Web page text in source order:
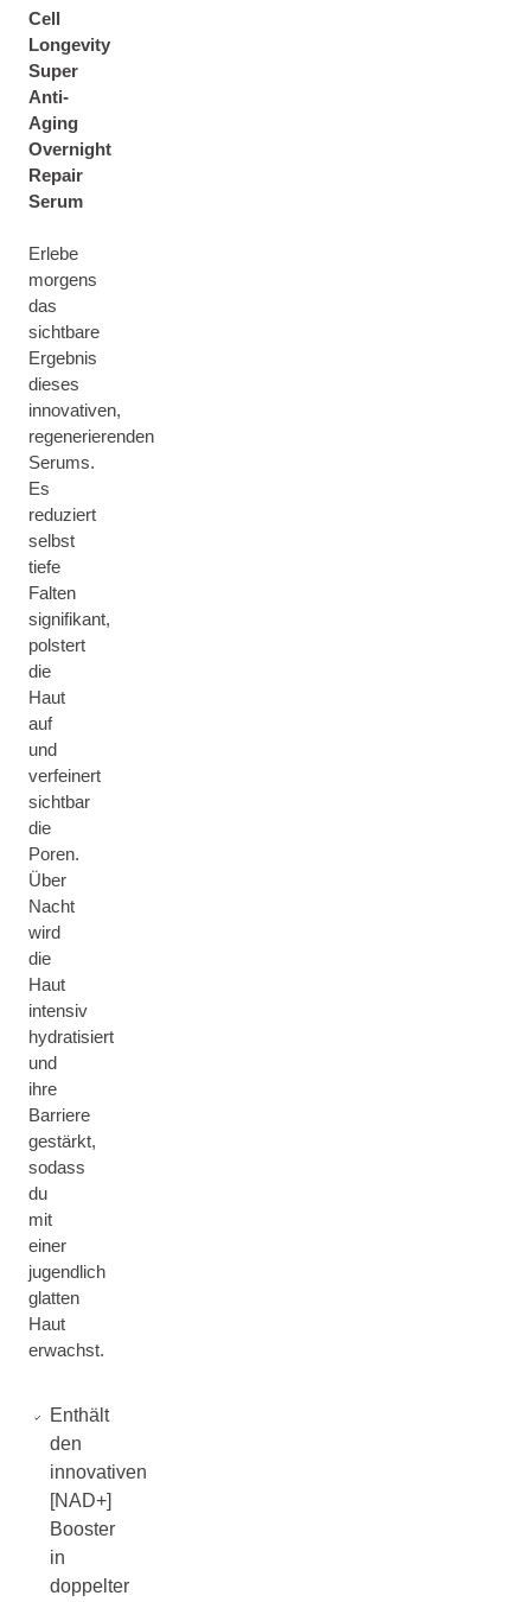
Cell
Longevity
Super
Anti-
Aging
Overnight
Repair
Serum
Erlebe
morgens
das
sichtbare
Ergebnis
dieses
innovativen,
regenerierenden
Serums.
Es
reduziert
selbst
tiefe
Falten
signifikant,
polstert
die
Haut
auf
und
verfeinert
sichtbar
die
Poren.
Über
Nacht
wird
die
Haut
intensiv
hydratisiert
und
ihre
Barriere
gestärkt,
sodass
du
mit
einer
jugendlich
glatten
Haut
erwachst.
Enthält
den
innovativen
[NAD+]
Booster
in
doppelter